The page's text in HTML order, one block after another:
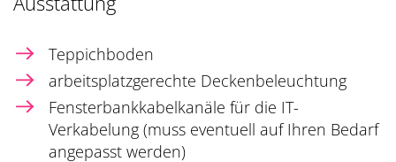
Teppichboden
arbeitsplatzgerechte Deckenbeleuchtung
Fensterbankkabelkanäle für die IT-
Verkabelung (muss eventuell auf Ihren Bedarf
angepasst werden)